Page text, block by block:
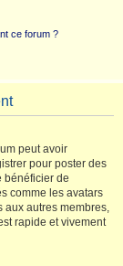
ce forum ?
peut avoir
pour poster des
bénéficier de
comme les avatars
aux autres membres,
rapide et vivement